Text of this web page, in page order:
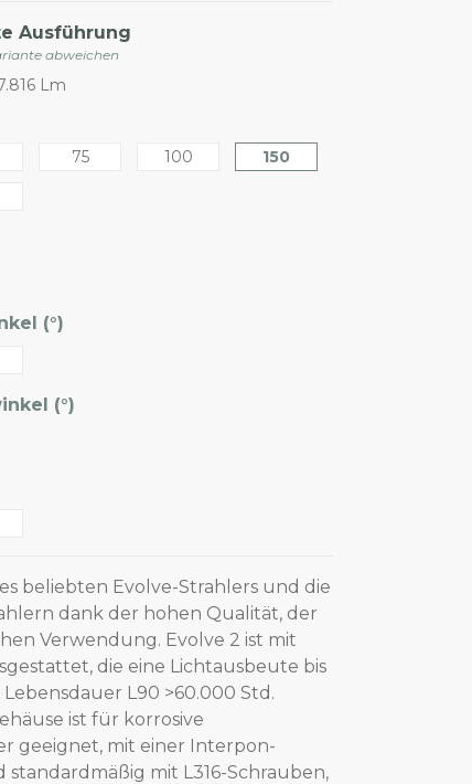
Ausführung
abweichen
Lm
75 100
150
(°)
(°)
beliebten Evolve-Strahlers und die
dank der hohen Qualität, der
Verwendung. Evolve 2 ist mit
die eine Lichtausbeute bis
L90 >60.000 Std.
ist für korrosive
geeignet, mit einer Interpon-
mit L316-Schrauben,